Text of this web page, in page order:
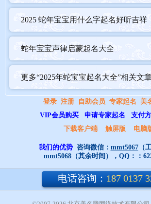
蛇年女宝宝起名突出柔美气质
女孩的名字通常应体现出柔美、温婉的特质。
字旁的字，如 “娇”“媚”“婷” 等；或者形容美好
“雅”“洁”“秀” 等。例如 “婉柔”，尽显女孩的温
现出女孩安静美丽的气质。
蛇年女宝宝起名体现优雅内涵
运用富有诗意和文化内涵的字，彰显女孩的优
“诗”“韵”“涵” 等字，传达出女孩的文化修养和
雅”，寓意女孩富有诗意、高雅大方；“韵涵”，
2025 蛇年宝宝用什么字起名好听吉祥
蛇年宝宝声律启蒙起名大全
更多“2025年蛇宝宝起名大全”相关文
登录 注册 自助会员 专家起名 美
VIP会员购买
申请专家起名 支付
下载客户端
触屏版 电脑
我们的优势 咨询微信： mmt5067（
mmt5068 （其余时间），QQ：：
电话咨询： 187 0137